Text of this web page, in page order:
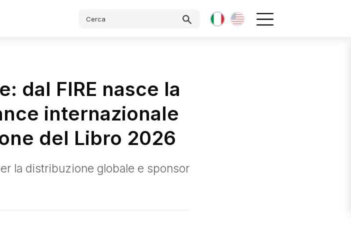
dal FIRE nasce la
internazionale
del Libro 2026
la distribuzione globale e sponsor